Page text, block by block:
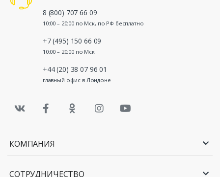
8 (800) 707 66 09
10:00 – 20:00 по Мск, по РФ бесплатно
+7 (495) 150 66 09
10:00 – 20:00 по Мск
+44 (20) 38 07 96 01
главный офис в Лондоне
КОМПАНИЯ
СОТРУДНИЧЕСТВО